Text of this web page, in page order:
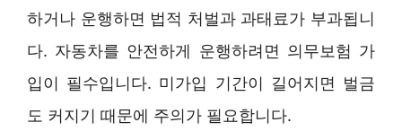
하거나 운행하면 법적 처벌과 과태료가 부과됩니
다. 자동차를 안전하게 운행하려면 의무보험 가
입이 필수입니다. 미가입 기간이 길어지면 벌금
도 커지기 때문에 주의가 필요합니다.